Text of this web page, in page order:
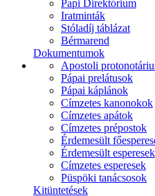
Papi Direktórium
Iratminták
Stóladíj táblázat
Bérmarend
Dokumentumok
Apostoli
Pápai prelátusok
Pápai káplánok
Címzetes kanonokok
Címzetes apátok
Címzetes prépostok
Érdemesült
Érdemesült esperesek
Címzetes esperesek
Püspöki tanácsosok
Kitüntetések